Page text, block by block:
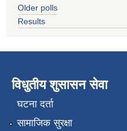
Older polls
Results
विधुतीय शुसासन सेवा
घटना दर्ता
सामाजिक सुरक्षा